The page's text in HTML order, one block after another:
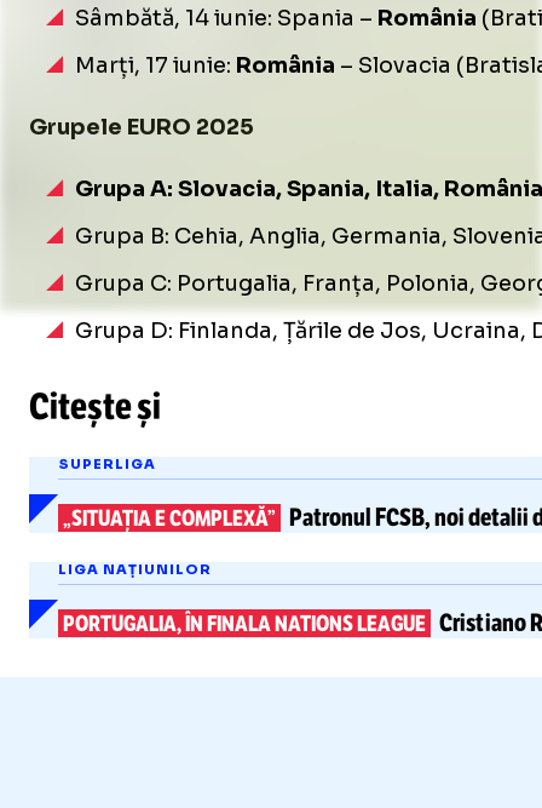
Sâmbătă, 14 iunie: Spania – România
Marți, 17 iunie: România – Slovacia
Grupele EURO 2025
Grupa A: Slovacia, Spania, Italia, România
Grupa B: Cehia, Anglia, Germania,
Grupa C: Portugalia, Franța, Polonia,
Grupa D: Finlanda, Țările de Jos, Ucraina,
Citește și
SUPERLIGA
„SITUAȚIA E COMPLEXĂ” Patronul FCSB, noi detalii
LIGA NAȚIUNILOR
PORTUGALIA, ÎN FINALA NATIONS LEAGUE Cristiano